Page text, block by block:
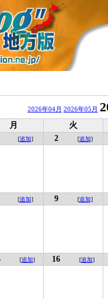
2026年04月 2026年05月
月
火
[追加] 2 [追加]
[追加] 9 [追加]
[追加] 16 [追加]